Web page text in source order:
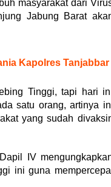
masyarakat dari
Jabung Barat
Kapolres Tanjabbar
Tinggi, tapi hari
satu orang, artinya
yang sudah
IV
ini guna